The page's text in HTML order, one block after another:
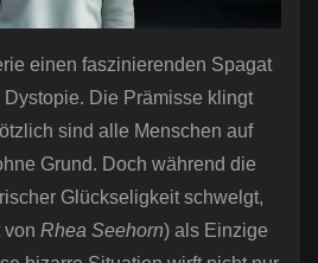
einen faszinierenden Spagat
Die Prämisse klingt
sind alle Menschen auf
Grund. Doch während die
Glückseligkeit schwelgt,
von Rhea Seehorn) als Einzige